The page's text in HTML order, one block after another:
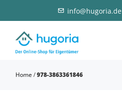
info@hugoria.de
Home /978-3863361846